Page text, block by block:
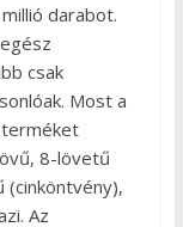
darabot.
csak
Most a
8-lövetű
Az